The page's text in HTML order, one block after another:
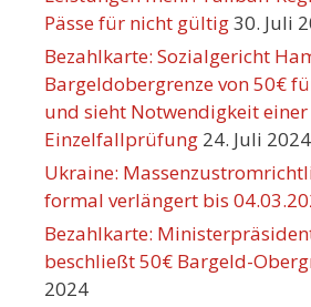
Pässe für nicht gültig30. Juli
Bezahlkarte: Sozialgericht
Bargeldobergrenze von 50€
und sieht Notwendigkeit einer
Einzelfallprüfung 24. Juli 2024
Ukraine:
formal verlängert bis
Bezahlkarte:
beschließt 50€ Bargeld-
2024